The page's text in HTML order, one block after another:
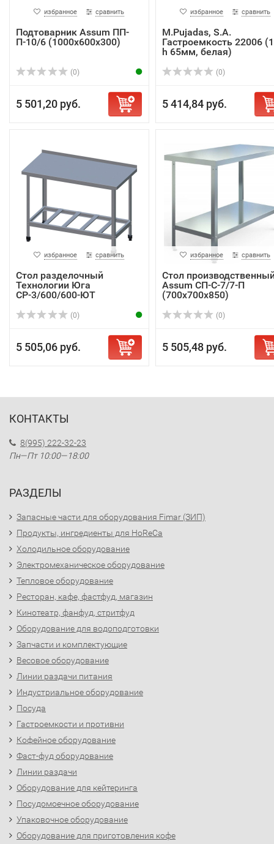
избранное сравнить
Подтоварник Assum ПП-
П-10/6 (1000х600х300)
(0)
5 501,20 руб.
избранное сравнить
M.Pujadas, S.A.
Гастроемкость 22006
h 65мм, белая)
(0)
5 414,84 руб.
избранное сравнить
Стол разделочный
Технологии Юга
СР-3/600/600-ЮТ
(0)
5 505,06 руб.
избранное сравнить
Стол
Assum СП-С-7/7-П
(700х700х850)
(0)
5 505,48 руб.
КОНТАКТЫ
8(995) 222-32-23
Пн—Пт 10:00—18:00
РАЗДЕЛЫ
Запасные части для оборудования Fimar (ЗИП)
Продукты, ингредиенты для HoReCa
Холодильное оборудование
Электромеханическое оборудование
Тепловое оборудование
Ресторан, кафе, фастфуд, магазин
Кинотеатр, фанфуд, стритфуд
Оборудование для водоподготовки
Запчасти и комплектующие
Весовое оборудование
Линии раздачи питания
Индустриальное оборудование
Посуда
Гастроемкости и противни
Кофейное оборудование
Фаст-фуд оборудование
Линии раздачи
Оборудование для кейтеринга
Посудомоечное оборудование
Упаковочное оборудование
Оборудование для приготовления кофе